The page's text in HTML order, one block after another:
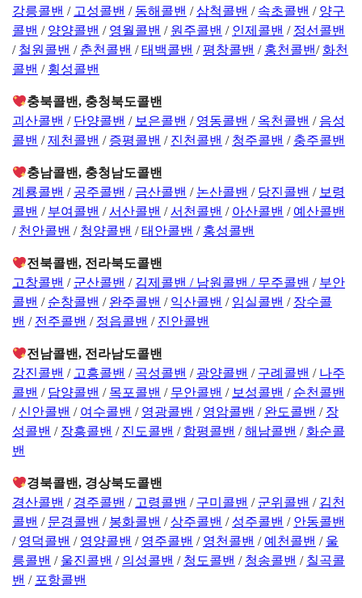
강릉콜밴 / 고성콜밴 / 동해콜밴 /삼척콜밴 / 속초콜밴 / 양구
콜밴 / 양양콜밴 / 영월콜밴 / 원주콜밴 / 인제콜밴 / 정선콜밴
/ 철원콜밴 / 춘천콜밴 /태백콜밴 /평창콜밴 / 홍천콜밴/ 화천
콜밴 / 횡성콜밴
충북콜밴, 충청북도콜밴
괴산콜밴 / 단양콜밴 / 보은콜밴 / 영동콜밴 / 옥천콜밴 / 음성
콜밴 /제천콜밴 / 증평콜밴 / 진천콜밴 / 청주콜밴 / 충주콜밴
충남콜밴, 충청남도콜밴
계룡콜밴 / 공주콜밴 / 금산콜밴 / 논산콜밴 / 당진콜밴 / 보령
콜밴 / 부여콜밴 /서산콜밴 /서천콜밴 / 아산콜밴 / 예산콜밴
/ 천안콜밴 / 청양콜밴 /태안콜밴 / 홍성콜밴
전북콜밴, 전라북도콜밴
고창콜밴 / 군산콜밴 / 김제콜밴 / 남원콜밴 / 무주콜밴 / 부안
콜밴 / 순창콜밴 / 완주콜밴 / 익산콜밴 / 임실콜밴 / 장수콜
밴 / 전주콜밴 / 정읍콜밴 / 진안콜밴
전남콜밴, 전라남도콜밴
강진콜밴 / 고흥콜밴 / 곡성콜밴 / 광양콜밴 / 구례콜밴 / 나주
콜밴 / 담양콜밴 / 목포콜밴 / 무안콜밴 / 보성콜밴 / 순천콜밴
/ 신안콜밴 / 여수콜밴 / 영광콜밴 / 영암콜밴 / 완도콜밴 / 장
성콜밴 / 장흥콜밴 / 진도콜밴 / 함평콜밴 /해남콜밴 / 화순콜
밴
경북콜밴, 경상북도콜밴
경산콜밴 / 경주콜밴 / 고령콜밴 / 구미콜밴 / 군위콜밴 / 김천
콜밴 / 문경콜밴 / 봉화콜밴 /상주콜밴 / 성주콜밴 / 안동콜밴
/ 영덕콜밴 / 영양콜밴 / 영주콜밴 / 영천콜밴 / 예천콜밴 / 울
릉콜밴 / 울진콜밴 / 의성콜밴 / 청도콜밴 / 청송콜밴 / 칠곡콜
밴 / 포항콜밴